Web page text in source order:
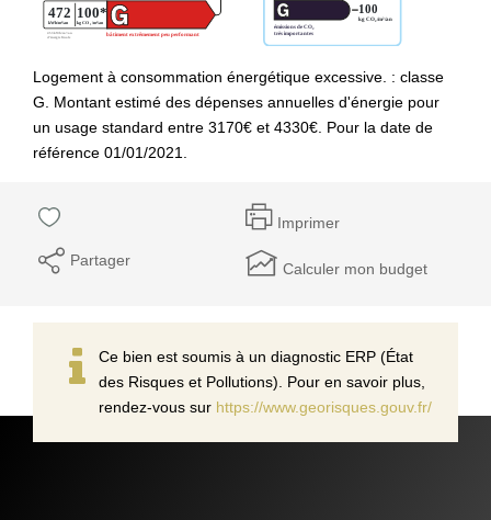
Logement à consommation énergétique excessive. : classe
G. Montant estimé des dépenses annuelles d'énergie pour
un usage standard entre 3170€ et 4330€. Pour la date de
référence 01/01/2021.
Imprimer
Partager Calculer mon budget
Ce bien est soumis à un diagnostic ERP (État
des Risques et Pollutions). Pour en savoir plus,
rendez-vous sur https://www.georisques.gouv.fr/